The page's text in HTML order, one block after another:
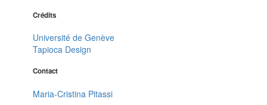
Crédits
Université de Genève
Tapioca Design
Contact
Maria-Cristina Pitassi